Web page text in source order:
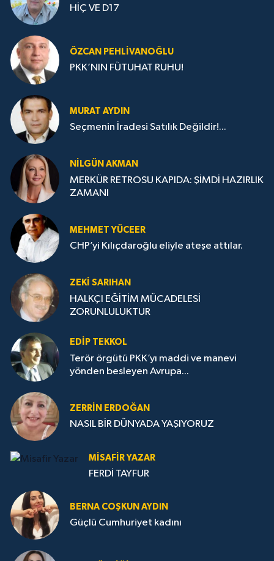
HİÇ VE D17
ÖZCAN PEHLIVANOĞLU
PKK’NIN FÜTUHAT RUHU!
MURAT AYDIN
Seçmenin İradesi Satılık Değildir!...
NILGÜN AKMAN
MERKÜR RETROSU KAPIDA: ŞİMDİ HAZIRLIK
ZAMANI
MEHMET YÜCEER
CHP’yi Kılıçdaroğlu eliyle ateşe attılar.
ZEKI SARIHAN
HALKÇI EĞİTİM MÜCADELESİ
ZORUNLULUKTUR
EDIP TEKKOL
Terör örgütü PKK’yı maddi ve manevi
yönden besleyen Avrupa...
ZERRIN ERDOĞAN
NASIL BİR DÜNYADA YAŞIYORUZ
MISAFIR YAZAR
FERDİ TAYFUR
BERNA COŞKUN AYDIN
Güçlü Cumhuriyet kadını